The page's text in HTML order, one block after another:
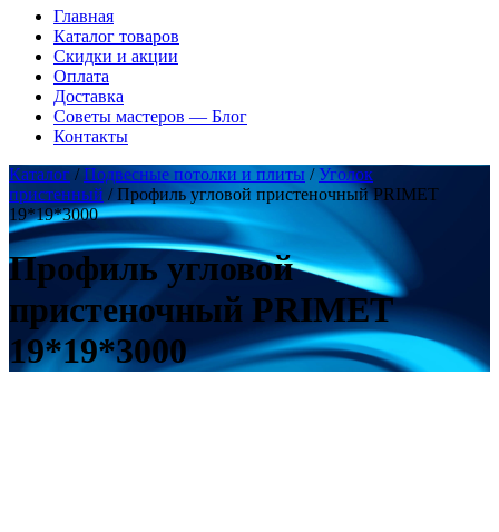
Главная
Каталог товаров
Скидки и акции
Оплата
Доставка
Советы мастеров — Блог
Контакты
Каталог /Подвесные потолки и плиты /Уголок
пристенный / Профиль угловой пристеночный PRIMET
19*19*3000
Профиль угловой
пристеночный PRIMET
19*19*3000